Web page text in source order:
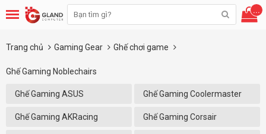
...
Trang chủ Gaming Gear Ghế chơi game
Ghế Gaming Noblechairs
Ghế Gaming ASUS Ghế Gaming Coolermaster
Ghế Gaming AKRacing Ghế Gaming Corsair